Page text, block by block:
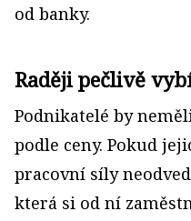
od banky.
Raději pečlivě
Podnikatelé by
podle ceny. Pokud
pracovní síly
která si od ní